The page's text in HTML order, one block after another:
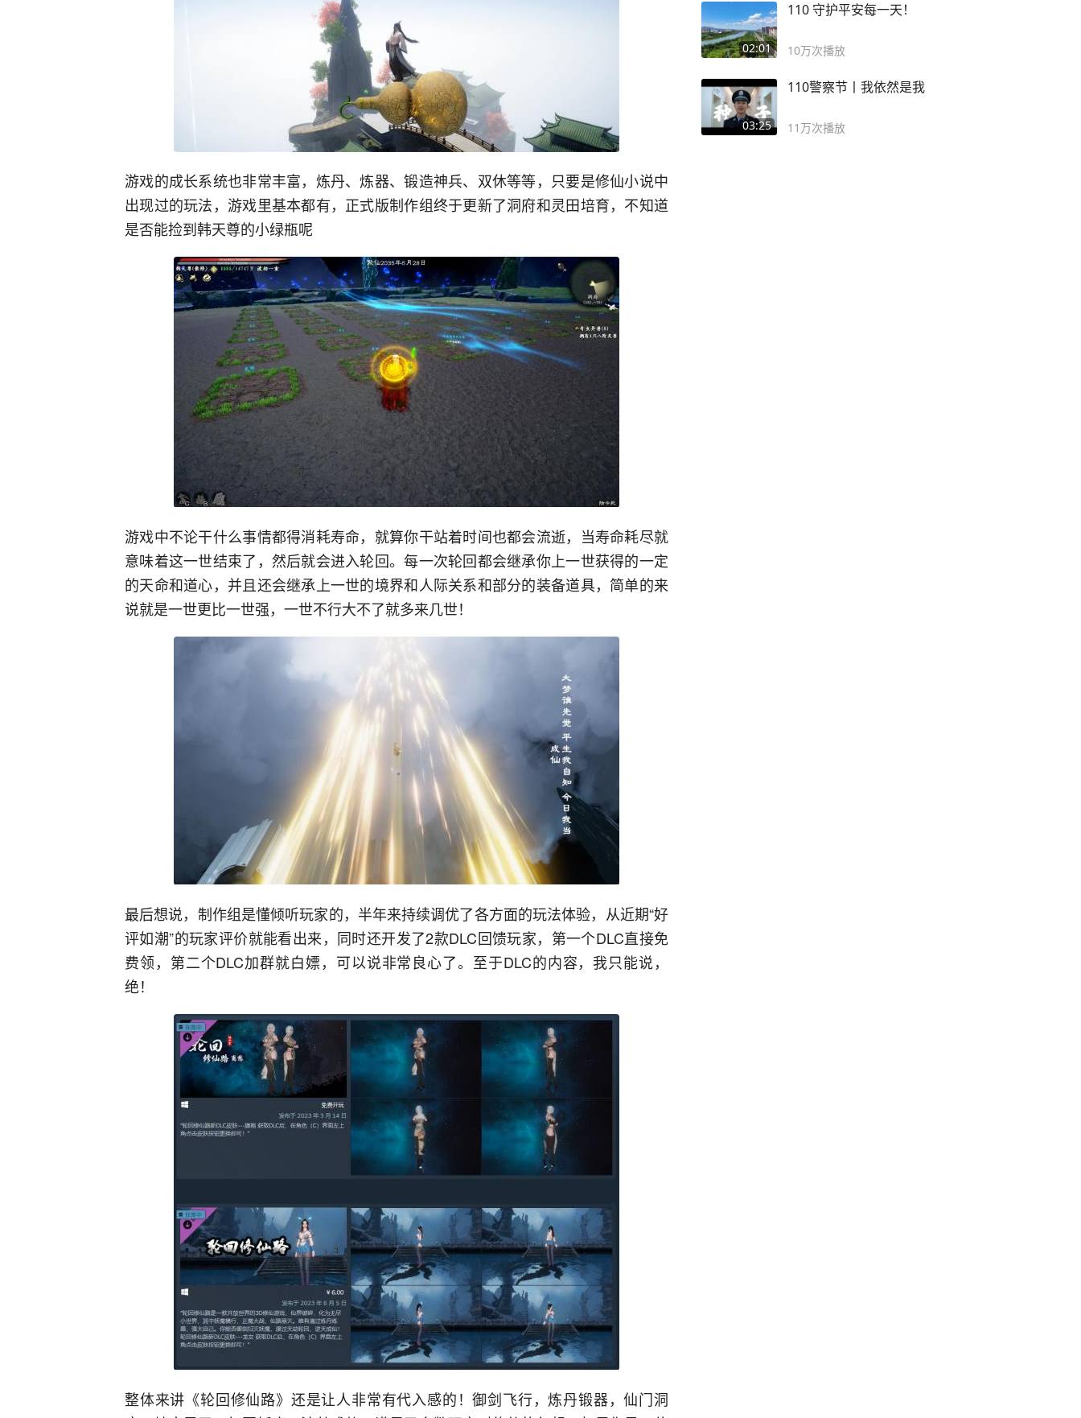
游戏的成长系统也非常丰富，炼丹、炼器、锻造神兵、双休等等，只要是修仙小说中
出现过的玩法，游戏里基本都有，正式版制作组终于更新了洞府和灵田培育，不知道
是否能捡到韩天尊的小绿瓶呢
游戏中不论干什么事情都得消耗寿命，就算你干站着时间也都会流逝，当寿命耗尽就
意味着这一世结束了，然后就会进入轮回。每一次轮回都会继承你上一世获得的一定
的天命和道心，并且还会继承上一世的境界和人际关系和部分的装备道具，简单的来
说就是一世更比一世强，一世不行大不了就多来几世！
最后想说，制作组是懂倾听玩家的，半年来持续调优了各方面的玩法体验，从近期“好
评如潮”的玩家评价就能看出来，同时还开发了2款DLC回馈玩家，第一个DLC直接免
费领，第二个DLC加群就白嫖，可以说非常良心了。至于DLC的内容，我只能说，
绝！
整体来讲《轮回修仙路》还是让人非常有代入感的！御剑飞行，炼丹锻器，仙门洞
02:01
110 守护平安每一天！
10万次播放
03:25
110警察节丨我依然是我
11万次播放